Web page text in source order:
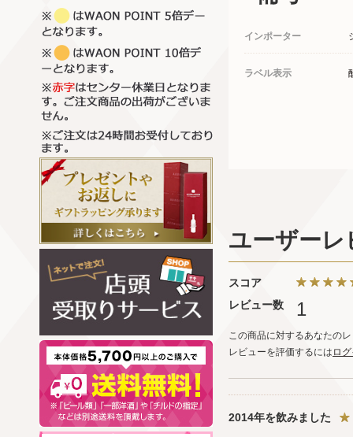
インポーター
ラベル表示
ユーザーレ
スコア
レビュー数
1
この商品に対するあなたの
レビューを評価するには ロ
2014年を飲みました